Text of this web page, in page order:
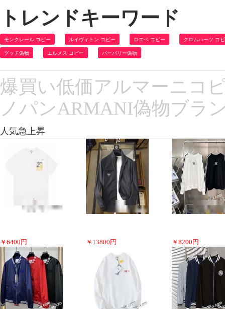
トレンドキーワード
モンクレール コピー ルイヴィトン コピー ロエベ コピー クロムハーツ コ
グッチ偽物 エルメス コピー バーバリー偽物
爆買い低価アルマーニコ
ノパンARMANI偽物ブラ
人気急上昇
￥ 6400 円 ￥ 13800 円 ￥ 8200 円